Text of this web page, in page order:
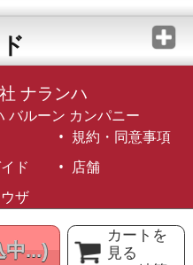
中...)
カートを
見る
ナランハ
バルーン カンパニー
規約・同意事項
ド
店舗
ザ
All Rights Reserved.